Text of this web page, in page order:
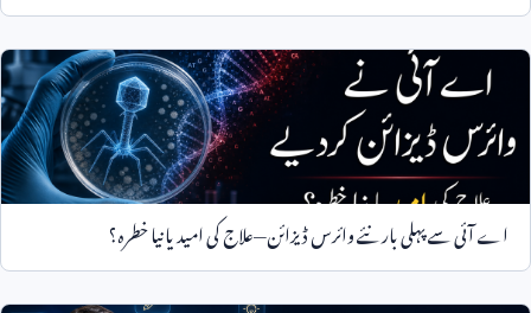
اے آئی سے پہلی بار نئے وائرس ڈیزائن—علاج کی امید یا نیا خطرہ؟